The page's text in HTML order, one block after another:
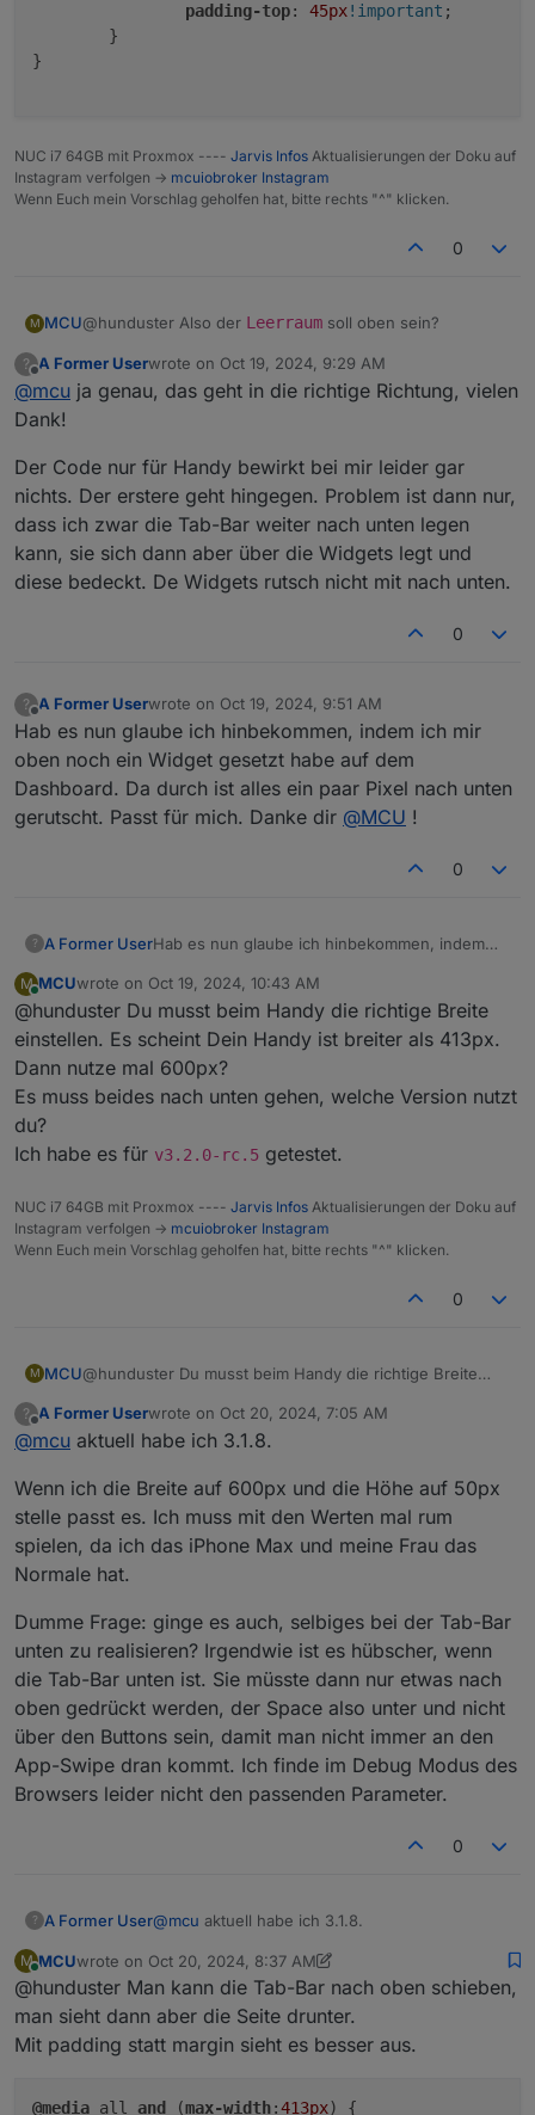
padding-top: 45px!important ;
}
NUC i7 64GB mit Proxmox ---- Jarvis Infos Aktualisierungen der Doku auf
Instagram verfolgen -> mcuiobroker Instagram
Wenn Euch mein Vorschlag geholfen hat, bitte rechts "^" klicken.
0
M MCU@hunduster Also der Leerraum soll oben sein?
/* Tab-Auswahl ist oben */
}
/* muss immer +5px vom tabs-container sein */
.container.desktop {
	padding-top: 45px!important;
/* 1px mehr als Handybreite */
@media all and (max-width:413px) {
	.jarvis-tabs-container {
		padding-top: 40px;
	}
	.container.desktop {
?
Offline
A Former Userwrote on Oct 19, 2024, 9:29 AM
last edited by
@mcu ja genau, das geht in die richtige Richtung, vielen
Dank!
Der Code nur für Handy bewirkt bei mir leider gar
nichts. Der erstere geht hingegen. Problem ist dann nur,
dass ich zwar die Tab-Bar weiter nach unten legen
kann, sie sich dann aber über die Widgets legt und
diese bedeckt. De Widgets rutsch nicht mit nach unten.
0
?
Offline
A Former Userwrote on Oct 19, 2024, 9:51 AM
last edited by
Hab es nun glaube ich hinbekommen, indem ich mir
oben noch ein Widget gesetzt habe auf dem
Dashboard. Da durch ist alles ein paar Pixel nach unten
gerutscht. Passt für mich. Danke dir @MCU !
0
? A Former UserHab es nun glaube ich hinbekommen, indem
dem Dashboard. Da durch ist alles ein paar Pixel
nach unten gerutscht. Passt für mich. Danke dir
@MCU !
M
Online
MCUwrote on Oct 19, 2024, 10:43 AM
last edited by
@hunduster Du musst beim Handy die richtige Breite
einstellen. Es scheint Dein Handy ist breiter als 413px.
Dann nutze mal 600px?
Es muss beides nach unten gehen, welche Version nutzt
du?
Ich habe es für v3.2.0-rc.5 getestet.
NUC i7 64GB mit Proxmox ---- Jarvis Infos Aktualisierungen der Doku auf
Instagram verfolgen -> mcuiobroker Instagram
Wenn Euch mein Vorschlag geholfen hat, bitte rechts "^" klicken.
0
M MCU@hunduster Du musst beim Handy die richtige Breite
Dann nutze mal 600px?
Es muss beides nach unten gehen, welche Version nutzt
Ich habe es fürv3.2.0-rc.5getestet.
?
Offline
A Former Userwrote on Oct 20, 2024, 7:05 AM
last edited by
@mcu aktuell habe ich 3.1.8.
Wenn ich die Breite auf 600px und die Höhe auf 50px
stelle passt es. Ich muss mit den Werten mal rum
spielen, da ich das iPhone Max und meine Frau das
Normale hat.
Dumme Frage: ginge es auch, selbiges bei der Tab-Bar
unten zu realisieren? Irgendwie ist es hübscher, wenn
die Tab-Bar unten ist. Sie müsste dann nur etwas nach
oben gedrückt werden, der Space also unter und nicht
über den Buttons sein, damit man nicht immer an den
App-Swipe dran kommt. Ich finde im Debug Modus des
Browsers leider nicht den passenden Parameter.
0
? A Former User@mcu aktuell habe ich 3.1.8.
Wenn ich die Breite auf 600px und die Höhe
auf 50px stelle passt es. Ich muss mit den
Werten mal rum spielen, da ich das iPhone Max
und meine Frau das Normale hat.
Dumme Frage: ginge es auch, selbiges bei der
Tab-Bar unten zu realisieren? Irgendwie ist es
hübscher, wenn die Tab-Bar unten ist. Sie
werden, der Space also unter und nicht über
M
Online
MCUwrote on Oct 20, 2024, 8:37 AM
last edited by MCUOct 20, 2024, 10:44 AM
@hunduster Man kann die Tab-Bar nach oben schieben,
man sieht dann aber die Seite drunter.
Mit padding statt margin sieht es besser aus.
@media all and (max-width:413px) {